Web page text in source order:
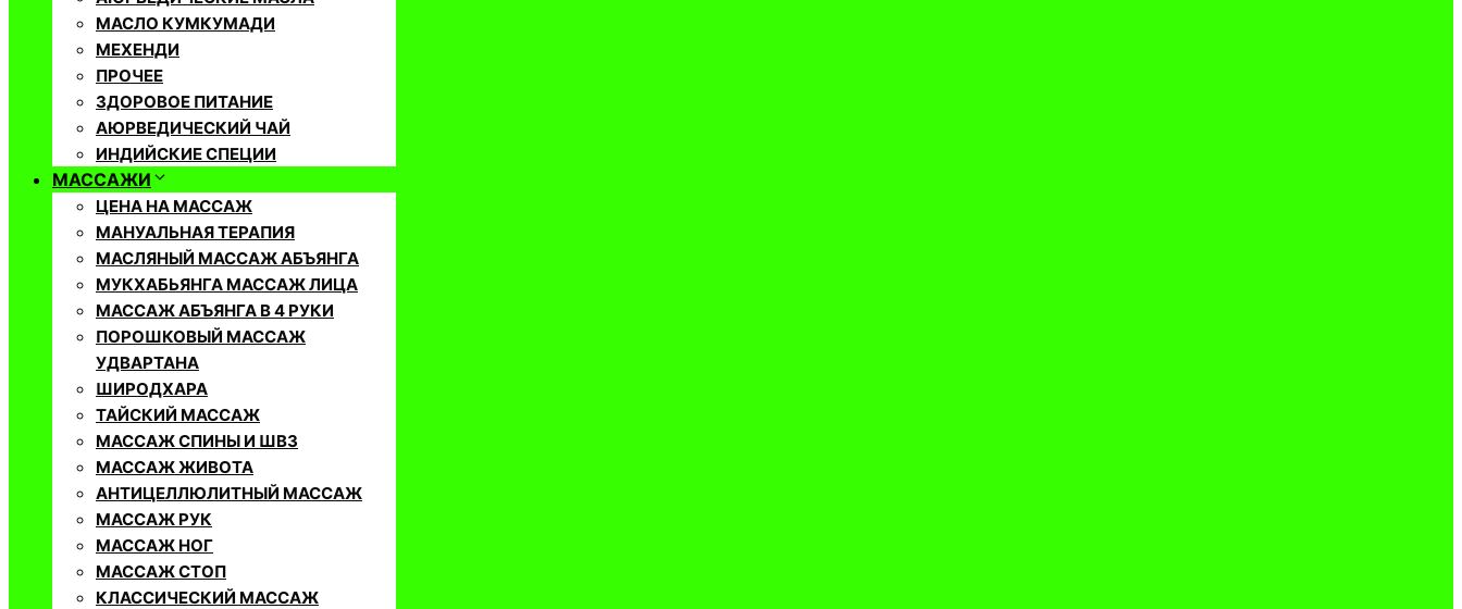
МАСЛО КУМКУМАДИ
МЕХЕНДИ
ПРОЧЕЕ
ЗДОРОВОЕ ПИТАНИЕ
АЮРВЕДИЧЕСКИЙ ЧАЙ
ИНДИЙСКИЕ СПЕЦИИ
МАССАЖИ
ЦЕНА НА МАССАЖ
МАНУАЛЬНАЯ ТЕРАПИЯ
МАСЛЯНЫЙ МАССАЖ АБЪЯНГА
МУКХАБЬЯНГА МАССАЖ ЛИЦА
МАССАЖ АБЪЯНГА В 4 РУКИ
ПОРОШКОВЫЙ МАССАЖ
УДВАРТАНА
ШИРОДХАРА
ТАЙСКИЙ МАССАЖ
МАССАЖ СПИНЫ И ШВЗ
МАССАЖ ЖИВОТА
АНТИЦЕЛЛЮЛИТНЫЙ МАССАЖ
МАССАЖ РУК
МАССАЖ НОГ
МАССАЖ СТОП
КЛАССИЧЕСКИЙ МАССАЖ